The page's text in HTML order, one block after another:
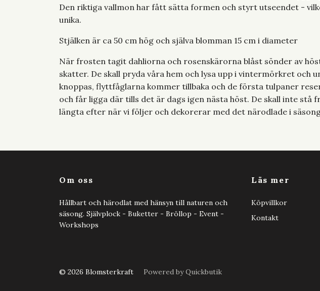
Den riktiga vallmon har fått sätta formen och styrt utseendet -
unika.
Stjälken är ca 50 cm hög och själva blomman 15 cm i diameter
När frosten tagit dahliorna och rosenskärorna blåst sönder av
skatter. De skall pryda våra hem och lysa upp i vintermörkret och
knoppas, flyttfåglarna kommer tillbaka och de första tulpaner
och får ligga där tills det är dags igen nästa höst. De skall inte stå
längta efter när vi följer och dekorerar med det närodlade i
Om oss
Hållbart och härodlat med hänsyn till naturen och
säsong. Självplock - Buketter - Bröllop - Event -
Workshops
Läs mer
Köpvillkor
Kontakt
© 2026 Blomsterkraft Powered by Quickbutik